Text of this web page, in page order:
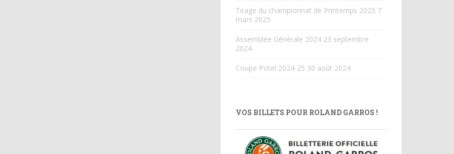
Tirage du championnat de Printemps 2025 7
mars 2025
Assemblée Générale 2024 23 septembre
2024
Coupe Potel 2024-25 30 août 2024
VOS BILLETS POUR ROLAND GARROS !